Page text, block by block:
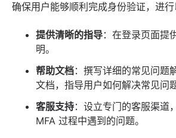
确保用户能够顺利完成身份验证，进行
提供清晰的指导：在登录页面提
明。
帮助文档：撰写详细的常见问题
文档，指导用户如何解决常见问题
客服支持：设立专门的客服渠道
MFA 过程中遇到的问题。